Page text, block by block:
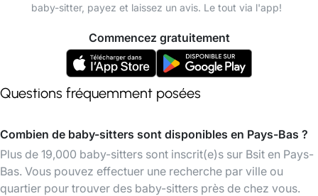
baby-sitter, payez et laissez un avis. Le tout via l'app!
Commencez gratuitement
Questions fréquemment posées
Combien de baby-sitters sont disponibles en Pays-Bas ?
Plus de 19,000 baby-sitters sont inscrit(e)s sur Bsit en Pays-
Bas. Vous pouvez effectuer une recherche par ville ou
quartier pour trouver des baby-sitters près de chez vous.